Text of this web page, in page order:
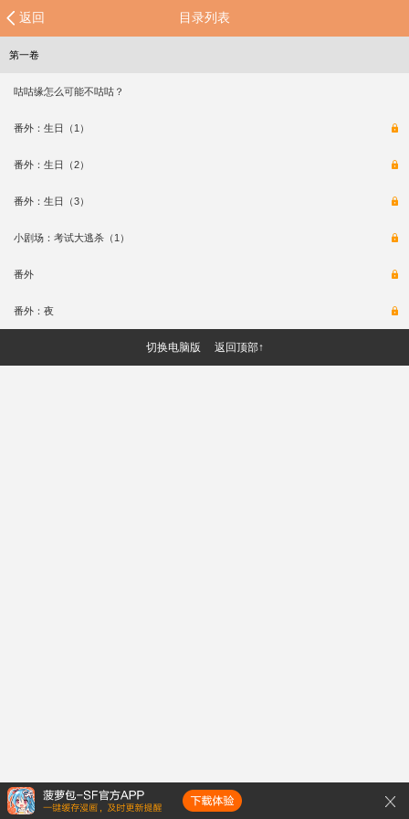
返回 目录列表
第一卷
咕咕缘怎么可能不咕咕？
番外：生日（1）
番外：生日（2）
番外：生日（3）
小剧场：考试大逃杀（1）
番外
番外：夜
切换电脑版 返回顶部↑